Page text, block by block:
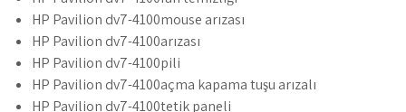
HP Pavilion dv7-4100mouse arızası
HP Pavilion dv7-4100arızası
HP Pavilion dv7-4100pili
HP Pavilion dv7-4100açma kapama tuşu arızalı
HP Pavilion dv7-4100tetik paneli